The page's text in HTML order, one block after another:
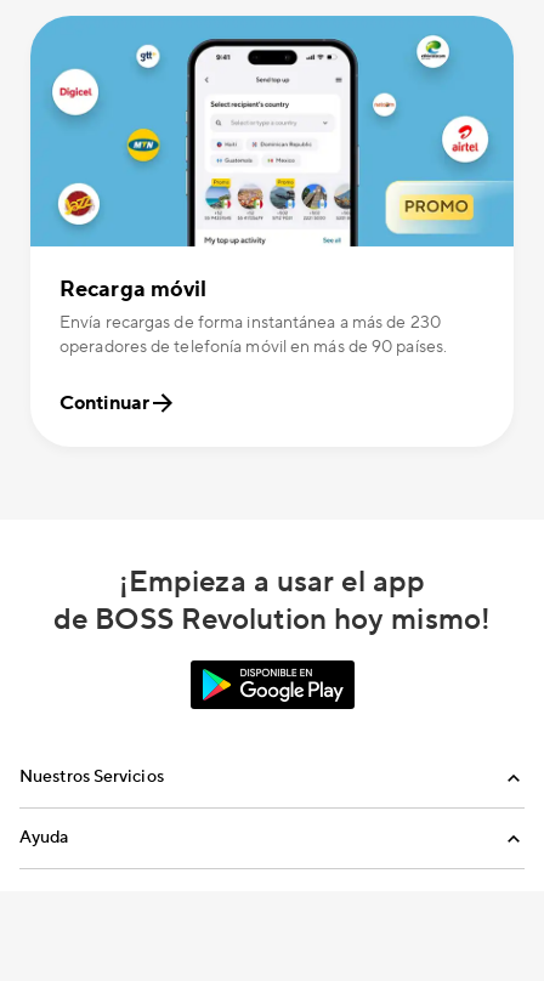
Recarga móvil
Envía recargas de forma instantánea a más de 230
operadores de telefonía móvil en más de 90 países.
Continuar
¡Empieza a usar el app
de BOSS Revolution hoy mismo!
Nuestros Servicios
Recargas Internacionales
Ayuda